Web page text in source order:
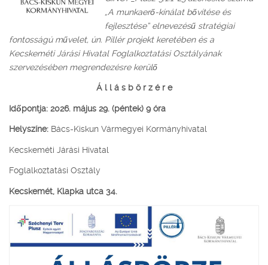
„A munkaerő-kínálat bővítése és
fejlesztése” elnevezésű stratégiai
fontosságú művelet, ún. Pillér projekt keretében és a
Kecskeméti Járási Hivatal Foglalkoztatási Osztályának
szervezésében megrendezésre kerülő
Á l l á s b ö r z é r e
Időpontja: 2026. május 29. (péntek) 9 óra
Helyszíne: Bács-Kiskun Vármegyei Kormányhivatal
Kecskeméti Járási Hivatal
Foglalkoztatási Osztály
Kecskemét, Klapka utca 34.